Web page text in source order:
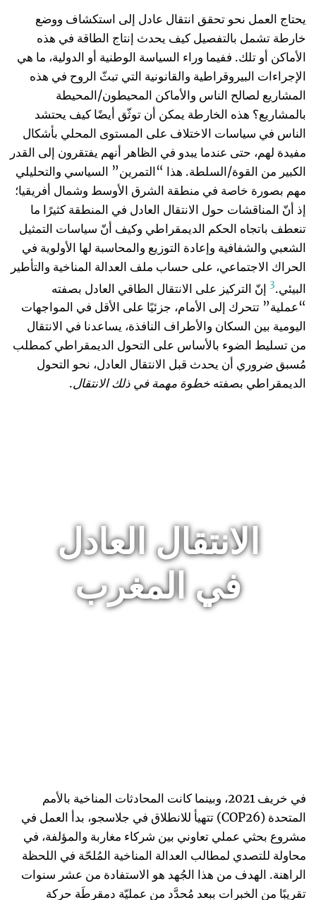
يحتاج العمل نحو تحقق انتقال عادل إلى استكشاف ووضع
خارطة تشمل بالتفصيل كيف يحدث إنتاج الطاقة في هذه
الأماكن أو تلك. ففيما وراء السياسة الوطنية أو الدولية، ما هي
الإجراءات البيروقراطية والقانونية التي تبثّ الروح في هذه
المشاريع لصالح الناس والأماكن المحيطون/المحيطة
بالمشاريع؟ هذه الخارطة يمكن أن توثّق أيضًا كيف يحتشد
الناس في سياسات الاختلاف على المستوى المحلي بأشكال
مفيدة لهم، حتى عندما يبدو في الظاهر أنهم يفتقرون إلى القدر
الكبير من القوة/السلطة. هذا “التمرين” السياسي والتحليلي
مهم بصورة خاصة في منطقة الشرق الأوسط وشمال أفريقيا؛
إذ أنّ المناقشات حول الانتقال العادل في المنطقة كثيرًا ما
تنعطف باتجاه الحكم الديمقراطي وكيف أنّ سياسات التمثيل
الشعبي والشفافية وإعادة التوزيع والمحاسبة لها الأولوية في
الحراك الاجتماعي، على حساب ملف العدالة المناخية والتأطير
البيئي.3إنّ التركيز على الانتقال الطاقي العادل بصفته
“عملية” تتحرك إلى الأمام، جزئيًا على الأقل في المواجهات
اليومية بين السكان والأطراف النافذة، يساعدنا في الانتقال
من تسليط الضوء بالأساس على التحول الديمقراطي كمطلب
مُسبق ضروري أن يحدث قبل الانتقال العادل، نحو التحول
الديمقراطي بصفته خطوة مهمة في ذلك الانتقال.
الانتقال العادل
في المغرب
في خريف 2021، وبينما كانت المحادثات المناخية بالأمم
المتحدة (COP26) تتهيأ للانطلاق في جلاسجو، بدأ العمل في
مشروع بحثي عملي تعاوني بين شركاء مغاربة والمؤلفة، في
محاولة للتصدي لمطالب العدالة المناخية المُلحّة في اللحظة
الراهنة. الهدف من هذا الجُهد هو الاستفادة من عشر سنوات
تقريبًا من الخبرات ببعد مُحدَّد من عمليّة دمقرطَة حركة